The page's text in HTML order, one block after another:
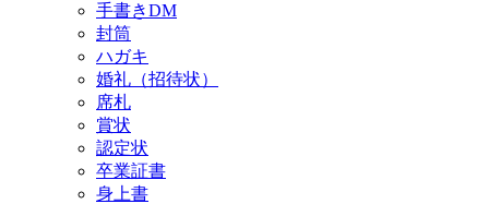
手書きDM
封筒
ハガキ
婚礼（招待状）
席札
賞状
認定状
卒業証書
身上書